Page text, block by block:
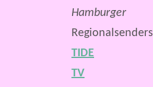
Hamburger
Regionalsenders
TIDE
TV